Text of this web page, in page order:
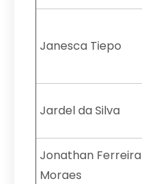
Janesca Tiepo
Jardel da Silva
Jonathan Ferreira
Moraes